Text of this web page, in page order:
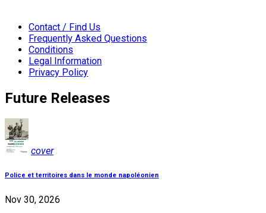
Contact / Find Us
Frequently Asked Questions
Conditions
Legal Information
Privacy Policy
Future Releases
cover
Police et territoires dans le monde napoléonien
Nov 30, 2026